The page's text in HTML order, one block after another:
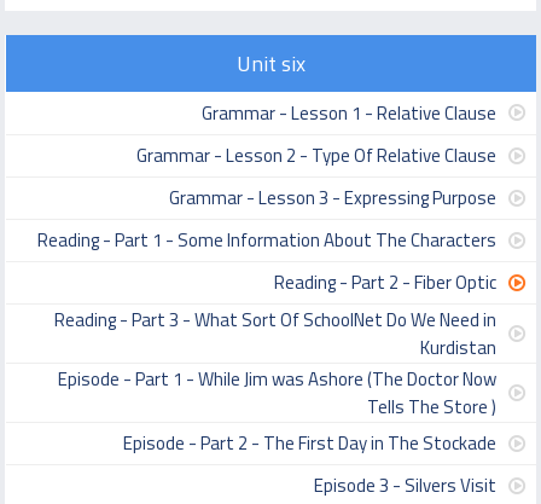
Unit six
Grammar - Lesson 1 - Relative Clause
Grammar - Lesson 2 - Type Of Relative Clause
Grammar - Lesson 3 - Expressing Purpose
Reading - Part 1 - Some Information About The Characters
Reading - Part 2 - Fiber Optic
Reading - Part 3 - What Sort Of SchoolNet Do We Need in
Kurdistan
Episode - Part 1 - While Jim was Ashore (The Doctor Now
Tells The Store )
Episode - Part 2 - The First Day in The Stockade
Episode 3 - Silvers Visit